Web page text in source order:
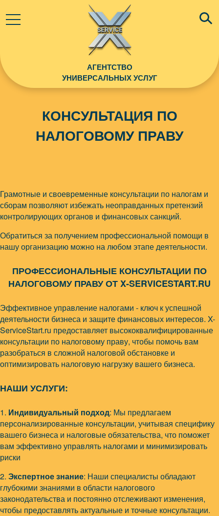
АГЕНТСТВО
УНИВЕРСАЛЬНЫХ УСЛУГ
КОНСУЛЬТАЦИЯ ПО
НАЛОГОВОМУ ПРАВУ
Грамотные и своевременные консультации по налогам и
сборам позволяют избежать неоправданных претензий
контролирующих органов и финансовых санкций.
Обратиться за получением профессиональной помощи в
нашу организацию можно на любом этапе деятельности.
ПРОФЕССИОНАЛЬНЫЕ КОНСУЛЬТАЦИИ ПО
НАЛОГОВОМУ ПРАВУ ОТ X-SERVICESTART.RU
Эффективное управление налогами - ключ к успешной
деятельности бизнеса и защите финансовых интересов. X-
ServiceStart.ru предоставляет высококвалифицированные
консультации по налоговому праву, чтобы помочь вам
разобраться в сложной налоговой обстановке и
оптимизировать налоговую нагрузку вашего бизнеса.
НАШИ УСЛУГИ:
1. Индивидуальный подход: Мы предлагаем
персонализированные консультации, учитывая специфику
вашего бизнеса и налоговые обязательства, что поможет
вам эффективно управлять налогами и минимизировать
риски
2. Экспертное знание: Наши специалисты обладают
глубокими знаниями в области налогового
законодательства и постоянно отслеживают изменения,
чтобы предоставлять актуальные и точные консультации.